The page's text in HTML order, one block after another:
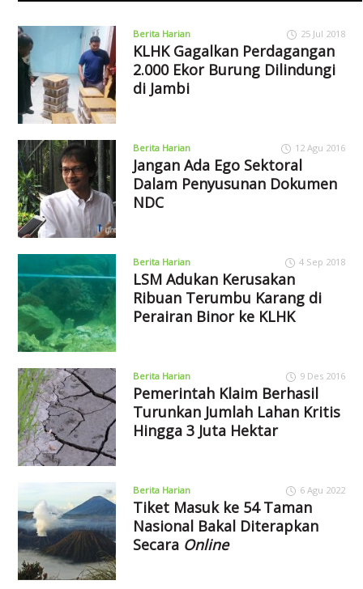
Berita Harian 25 Jul 2018
KLHK Gagalkan Perdagangan
2.000 Ekor Burung Dilindungi
di Jambi
Berita Harian 12 Agu 2016
Jangan Ada Ego Sektoral
Dalam Penyusunan Dokumen
NDC
Berita Harian 4 Sep 2018
LSM Adukan Kerusakan
Ribuan Terumbu Karang di
Perairan Binor ke KLHK
Berita Harian 9 Des 2016
Pemerintah Klaim Berhasil
Turunkan Jumlah Lahan Kritis
Hingga 3 Juta Hektar
Berita Harian 6 Agu 2022
Tiket Masuk ke 54 Taman
Nasional Bakal Diterapkan
Secara Online